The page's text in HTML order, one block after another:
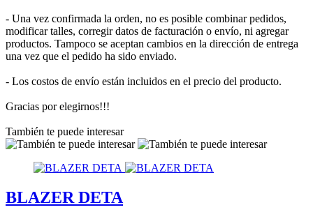
- Una vez confirmada la orden, no es posible combinar pedidos,
modificar talles, corregir datos de facturación o envío, ni agregar
productos. Tampoco se aceptan cambios en la dirección de entrega
una vez que el pedido ha sido enviado.
- Los costos de envío están incluidos en el precio del producto.
Gracias por elegirnos!!!
También te puede interesar
BLAZER DETA